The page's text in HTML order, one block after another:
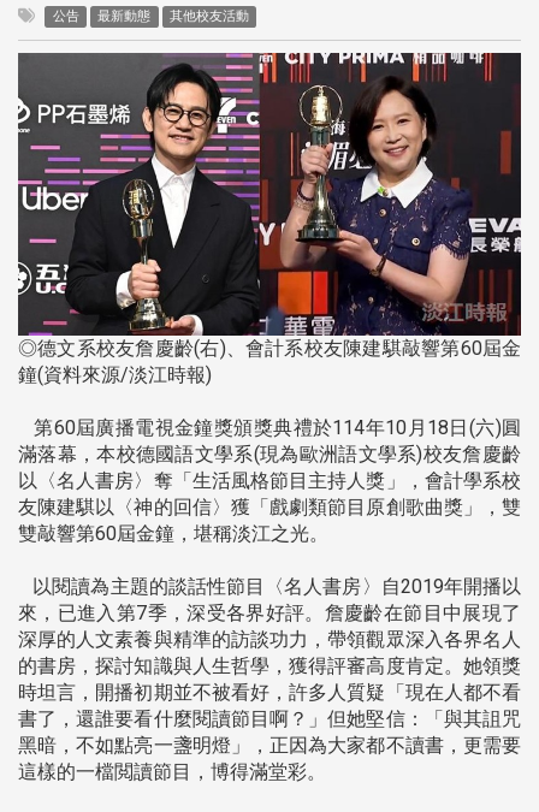
公告 最新動態 其他校友活動
◎德文系校友詹慶齡(右)、會計系校友陳建騏敲響第60屆金
鐘(資料來源/淡江時報)
第60屆廣播電視金鐘獎頒獎典禮於114年10月18日(六)圓
滿落幕，本校德國語文學系(現為歐洲語文學系)校友詹慶齡
以〈名人書房〉奪「生活風格節目主持人獎」，會計學系校
友陳建騏以〈神的回信〉獲「戲劇類節目原創歌曲獎」，雙
雙敲響第60屆金鐘，堪稱淡江之光。
以閱讀為主題的談話性節目〈名人書房〉自2019年開播以
來，已進入第7季，深受各界好評。詹慶齡在節目中展現了
深厚的人文素養與精準的訪談功力，帶領觀眾深入各界名人
的書房，探討知識與人生哲學，獲得評審高度肯定。她領獎
時坦言，開播初期並不被看好，許多人質疑「現在人都不看
書了，還誰要看什麼閱讀節目啊？」但她堅信：「與其詛咒
黑暗，不如點亮一盞明燈」，正因為大家都不讀書，更需要
這樣的一檔閲讀節目，博得滿堂彩。